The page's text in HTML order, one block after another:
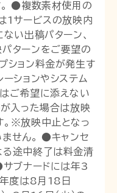
。 ●複数素材使用の
1サービスの放映内
い出稿パターン、
ターンをご要望の
ション料金が発生す
ーションやシステム
ご希望に添えない
入った場合は放映
。※放映中止となっ
せん。 ●キャンセ
る途中終了は料金清
ブナードには年3
度は8月18日